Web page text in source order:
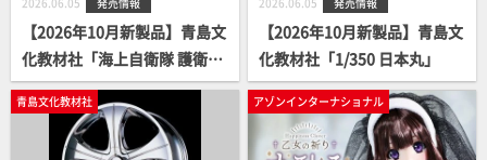
【2026年10月新製品】青島文
化教材社「海上自衛隊 護衛艦
あたご」
【2026年10月新製品】青島文
化教材社「1/350 日本丸」
青島文化教材社 アゾンインターナショナル